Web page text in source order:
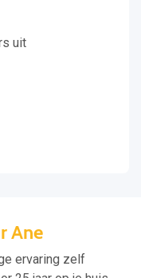
uit
Ane
ervaring zelf